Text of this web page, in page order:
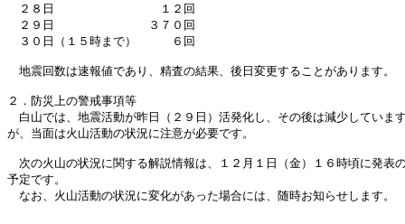
２８日　　　　　　　　　１２回
２９日　　　　　　　　３７０回
３０日（１５時まで）　　　６回
地震回数は速報値であり、精査の結果、後日変更することがあります。
２．防災上の警戒事項等
白山では、地震活動が昨日（２９日）活発化し、その後は減少していま
が、当面は火山活動の状況に注意が必要です。
次の火山の状況に関する解説情報は、１２月１日（金）１６時頃に発表
予定です。
なお、火山活動の状況に変化があった場合には、随時お知らせします。